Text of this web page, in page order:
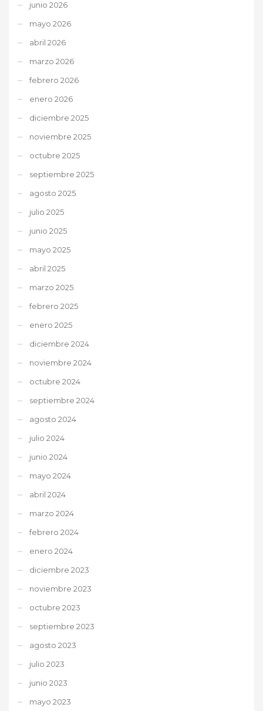
junio 2026
mayo 2026
abril 2026
marzo 2026
febrero 2026
enero 2026
diciembre 2025
noviembre 2025
octubre 2025
septiembre 2025
agosto 2025
julio 2025
junio 2025
mayo 2025
abril 2025
marzo 2025
febrero 2025
enero 2025
diciembre 2024
noviembre 2024
octubre 2024
septiembre 2024
agosto 2024
julio 2024
junio 2024
mayo 2024
abril 2024
marzo 2024
febrero 2024
enero 2024
diciembre 2023
noviembre 2023
octubre 2023
septiembre 2023
agosto 2023
julio 2023
junio 2023
mayo 2023